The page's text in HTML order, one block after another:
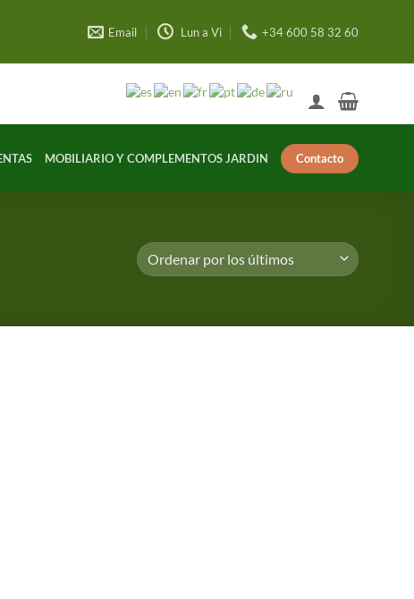
Email Lun a Vi +34 600 58 32 60
MOBILIARIO Y COMPLEMENTOS JARDIN Contacto